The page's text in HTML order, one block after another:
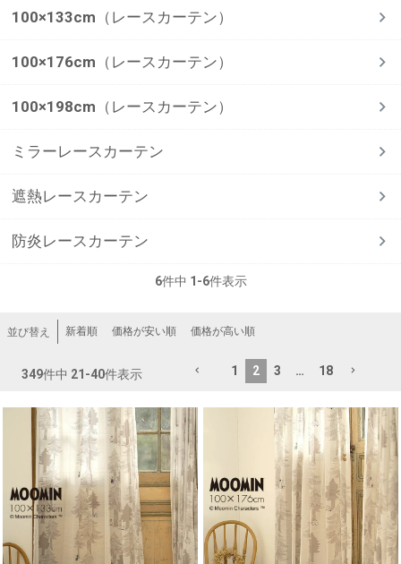
100×133cm（レースカーテン）
100×176cm（レースカーテン）
100×198cm（レースカーテン）
ミラーレースカーテン
遮熱レースカーテン
防炎レースカーテン
6件中 1 -6件表示
並び替え 新着順 価格が安い順 価格が高い順
349件中 21 -40件表示 1 2 3 … 18